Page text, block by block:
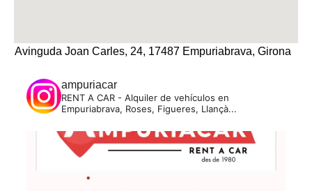
Avinguda Joan Carles, 24, 17487 Empuriabrava, Girona
ampuriacar
RENT A CAR - Alquiler de vehículos en
Empuriabrava, Roses, Figueres, Llançà...